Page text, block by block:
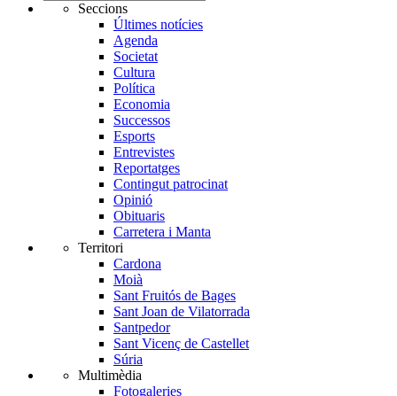
Seccions
Últimes notícies
Agenda
Societat
Cultura
Política
Economia
Successos
Esports
Entrevistes
Reportatges
Contingut patrocinat
Opinió
Obituaris
Carretera i Manta
Territori
Cardona
Moià
Sant Fruitós de Bages
Sant Joan de Vilatorrada
Santpedor
Sant Vicenç de Castellet
Súria
Multimèdia
Fotogaleries